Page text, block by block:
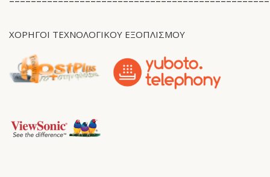
ΧΟΡΗΓΟΊ ΤΕΧΝΟΛΟΓΙΚΟΥ ΕΞΟΠΛΙΣΜΟΥ